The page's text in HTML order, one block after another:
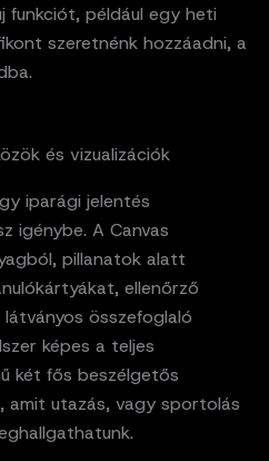
funkciót, például egy heti
szeretnénk hozzáadni, a
és vizualizációk
iparági jelentés
igénybe. A Canvas
pillanatok alatt
ellenőrző
összefoglaló
képes a teljes
két fős beszélgetős
amit utazás, vagy sportolás